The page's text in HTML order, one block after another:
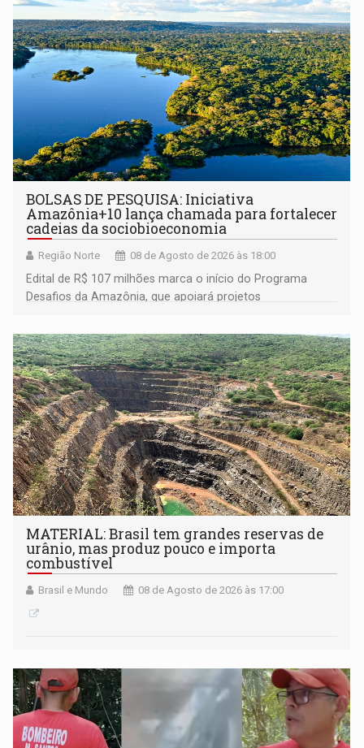
BOLSAS DE PESQUISA: Iniciativa
Amazônia+10 lança chamada para fortalecer
cadeias da sociobioeconomia
Região Norte 08 de Agosto de 2026 às 18:00
Edital de R$ 107 milhões marca o início do Programa
Desafios da Amazônia, que apoiará projetos
submissão de pré-propostas poderá ser feita até 1º de
setembro
MATERIAL: Brasil tem grandes reservas de
urânio, mas produz pouco e importa
combustível
Brasil e Mundo 08 de Agosto de 2026 às 17:00